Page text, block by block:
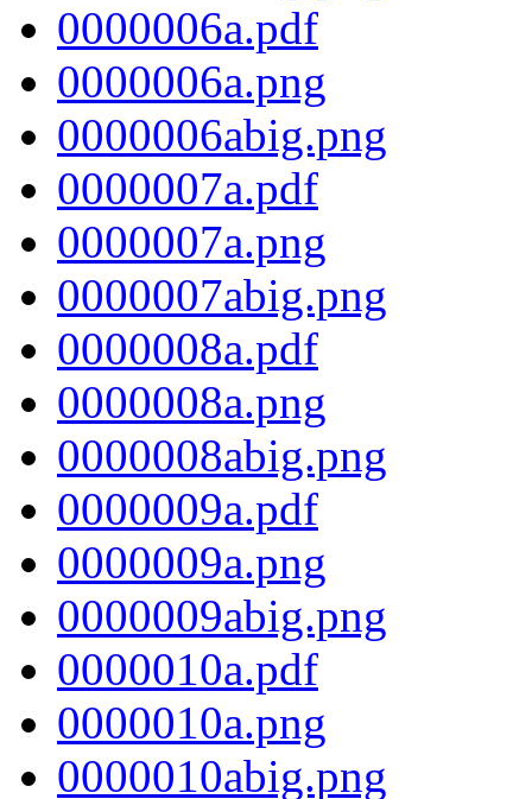
0000006a.pdf
0000006a.png
0000006abig.png
0000007a.pdf
0000007a.png
0000007abig.png
0000008a.pdf
0000008a.png
0000008abig.png
0000009a.pdf
0000009a.png
0000009abig.png
0000010a.pdf
0000010a.png
0000010abig.png